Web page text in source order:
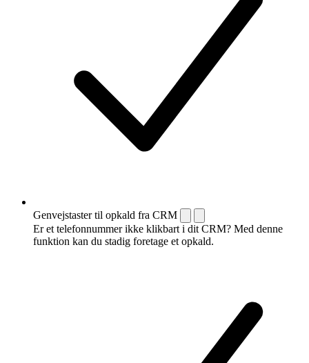
Genvejstaster til opkald fra CRM
Er et telefonnummer ikke klikbart i dit CRM? Med denne
funktion kan du stadig foretage et opkald.